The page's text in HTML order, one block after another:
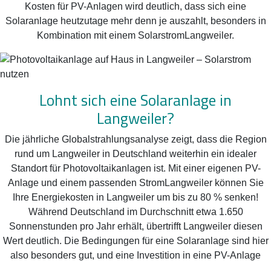
Kosten für PV-Anlagen wird deutlich, dass sich eine
Solaranlage heutzutage mehr denn je auszahlt, besonders in
Kombination mit einem SolarstromLangweiler.
Lohnt sich eine Solaranlage in
Langweiler?
Die jährliche Globalstrahlungsanalyse zeigt, dass die Region
rund um Langweiler in Deutschland weiterhin ein idealer
Standort für Photovoltaikanlagen ist. Mit einer eigenen PV-
Anlage und einem passenden StromLangweiler können Sie
Ihre Energiekosten in Langweiler um bis zu 80 % senken!
Während Deutschland im Durchschnitt etwa 1.650
Sonnenstunden pro Jahr erhält, übertrifft Langweiler diesen
Wert deutlich. Die Bedingungen für eine Solaranlage sind hier
also besonders gut, und eine Investition in eine PV-Anlage